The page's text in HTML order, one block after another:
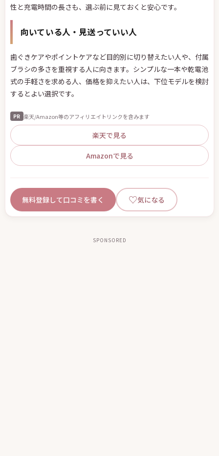
性と充電時間の長さも、選ぶ前に見ておくと安心です。
向いている人・見送っていい人
歯ぐきケアやポイントケアなど目的別に切り替えたい人や、付属
ブラシの多さを重視する人に向きます。シンプルな一本や乾電池
式の手軽さを求める人、価格を抑えたい人は、下位モデルを検討
するとよい選択です。
PR 楽天/Amazon等のアフィリエイトリンクを含みます
楽天で見る
Amazonで見る
無料登録して口コミを書く ♡気になる
SPONSORED